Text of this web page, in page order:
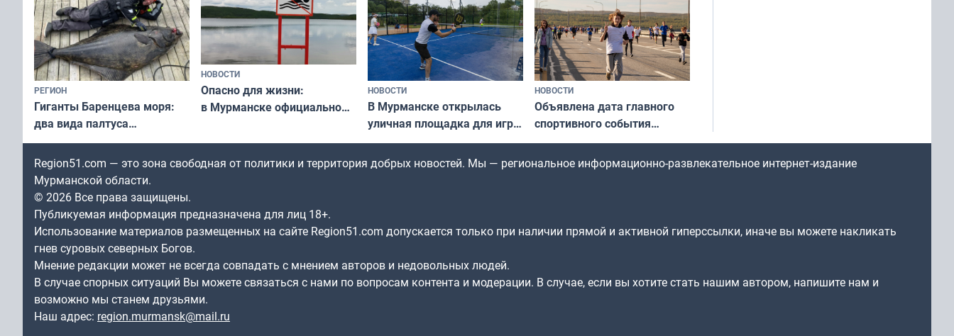
РЕГИОН
Гиганты Баренцева моря:
два вида палтуса
и их рекордные трофеи
НОВОСТИ
Опасно для жизни:
в Мурманске официально
в городских водоёмах
НОВОСТИ
В Мурманске открылась
уличная площадка для игры
в падел
НОВОСТИ
Объявлена дата главного
спортивного события
Заполярья: как зарождался
фестиваль «Гольфстрим»
Region51.com — это зона свободная от политики и территория добрых новостей. Мы — региональное информационно-развлекательное интернет-издание
Мурманской области.
© 2026 Все права защищены.
Публикуемая информация предназначена для лиц 18+.
Использование материалов размещенных на сайте Region51.com допускается только при наличии прямой и активной гиперссылки, иначе вы можете накликать
гнев суровых северных Богов.
Мнение редакции может не всегда совпадать с мнением авторов и недовольных людей.
В случае спорных ситуаций Вы можете связаться с нами по вопросам контента и модерации. В случае, если вы хотите стать нашим автором, напишите нам и
возможно мы станем друзьями.
Наш адрес: region.murmansk@mail.ru